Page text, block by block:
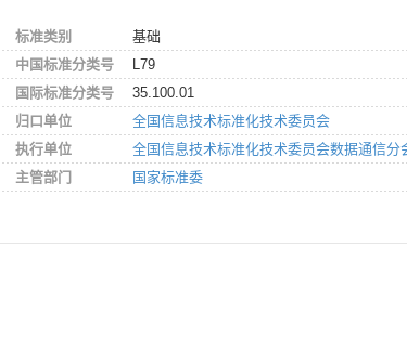
标准类别
基础
中国标准分类号
L79
国际标准分类号
35.100.01
归口单位
全国信息技术标准化技术委员会
执行单位
全国信息技术标准化技术委员会数据通信分
主管部门
国家标准委